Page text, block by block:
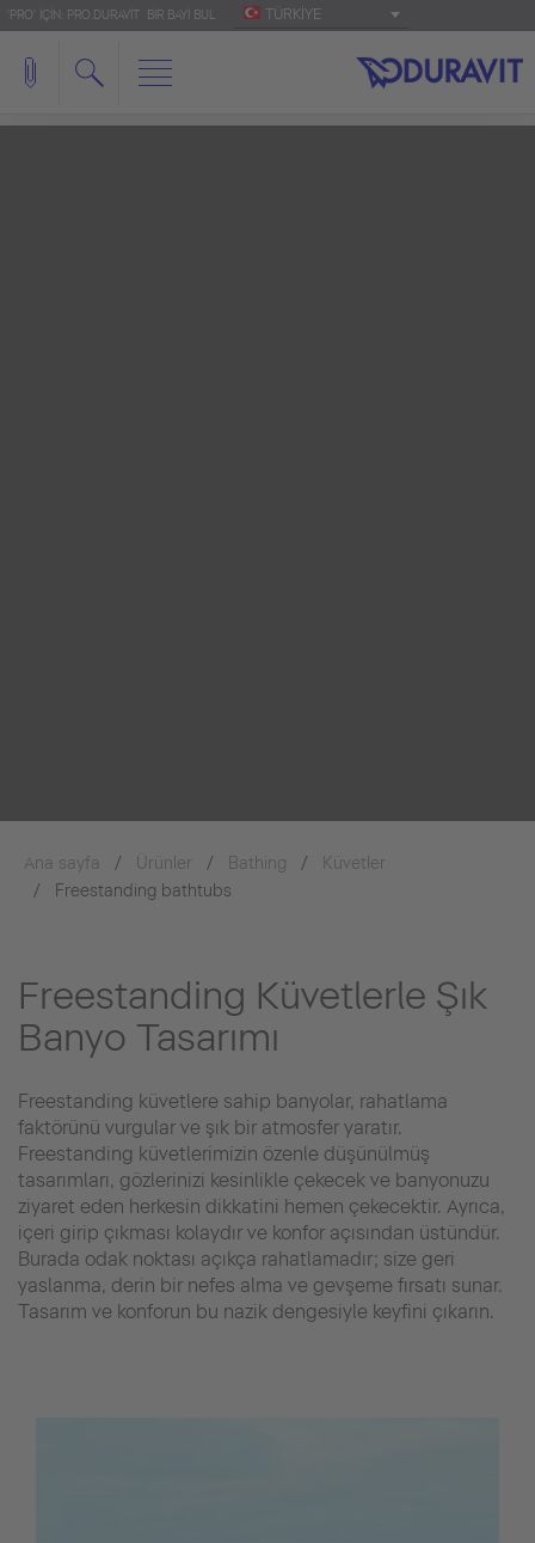
'PRO' IÇIN: PRO.DURAVIT BIR BAYI BUL TÜRKIYE
Ana sayfa Ürünler Bathing
Küvetler
Freestanding bathtubs
Freestanding Küvetlerle Şık
Banyo Tasarımı
Freestanding küvetlere sahip banyolar, rahatlama
faktörünü vurgular ve şık bir atmosfer yaratır.
Freestanding küvetlerimizin özenle düşünülmüş
tasarımları, gözlerinizi kesinlikle çekecek ve banyonuzu
ziyaret eden herkesin dikkatini hemen çekecektir. Ayrıca,
içeri girip çıkması kolaydır ve konfor açısından üstündür.
Burada odak noktası açıkça rahatlamadır; size geri
yaslanma, derin bir nefes alma ve gevşeme fırsatı sunar.
Tasarım ve konforun bu nazik dengesiyle keyfini çıkarın.